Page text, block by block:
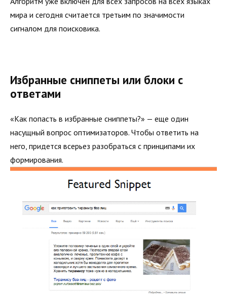
мира и сегодня считается третьим по значимости
сигналом для поисковика.
Избранные сниппеты или блоки с
ответами
«Как попасть в избранные сниппеты?» — еще один
насущный вопрос оптимизаторов. Чтобы ответить на
него, придется всерьез разобраться с принципами их
формирования.